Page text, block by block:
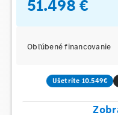
51.498 €
Obľúbené financovanie
Ušetríte 10.549€